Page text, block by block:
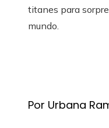
titanes para
mundo.
Por Urbana